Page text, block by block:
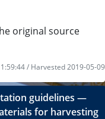
original source
/ Harvested 2019-05-09
guidelines ―
for harvesting